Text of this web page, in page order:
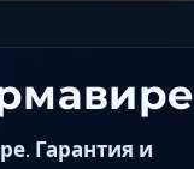
Гарантия и